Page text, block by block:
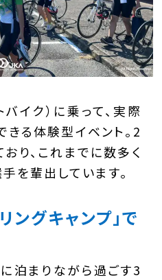
イク）に乗って、実際
る体験型イベント。2
り、これまでに数多く
を輩出しています。
ングキャンプ」で
泊まりながら過ごす3